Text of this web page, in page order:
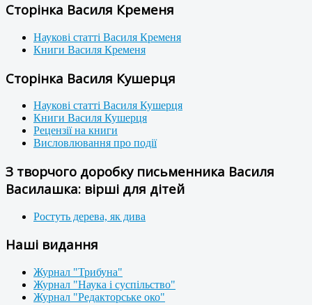
Сторінка Василя Кременя
Наукові статті Василя Кременя
Книги Василя Кременя
Сторінка Василя Кушерця
Наукові статті Василя Кушерця
Книги Василя Кушерця
Рецензії на книги
Висловлювання про події
З творчого доробку письменника Василя
Василашка: вірші для дітей
Ростуть дерева, як дива
Наші видання
Журнал "Трибуна"
Журнал "Наука і суспільство"
Журнал "Редакторське око"